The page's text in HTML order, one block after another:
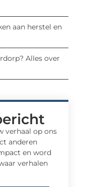
aan herstel en
Alles over
verhaal op ons
anderen
en word
verhalen